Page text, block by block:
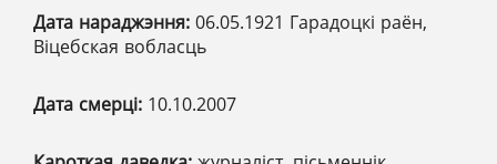
Дата нараджэння: 06.05.1921 Гарадоцкі раён,
Віцебская вобласць
Дата смерці: 10.10.2007